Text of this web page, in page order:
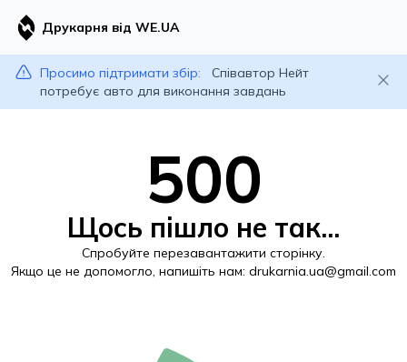
Друкарня від WE.UA
Просимо підтримати збір:
Співавтор Нейт
потребує авто для виконання завдань
500
Щось пішло не так...
Спробуйте перезавантажити сторінку.
Якщо це не допомогло, напишіть нам: drukarnia.ua@gmail.com